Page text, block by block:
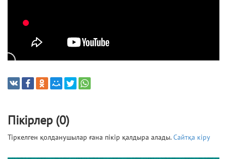
Пікірлер (0)
Тіркелген қолданушылар ғана пікір қалдыра алады.Сайтқа кіру